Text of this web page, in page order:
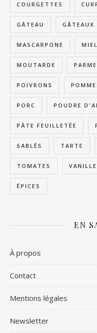
COURGETTES
GÂTEAU GÂTEAUX
MASCARPONE MIEL
MOUTARDE
POIVRONS
PORC POUDRE
PÂTE FEUILLETÉE
SABLÉS TARTE
TOMATES VANILLE
ÉPICES
EN
À propos
Contact
Mentions légales
Newsletter